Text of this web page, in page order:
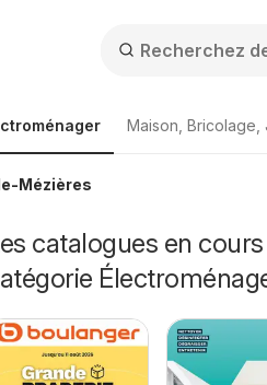
Maison, Bricolage,
Mézières
catalogues en